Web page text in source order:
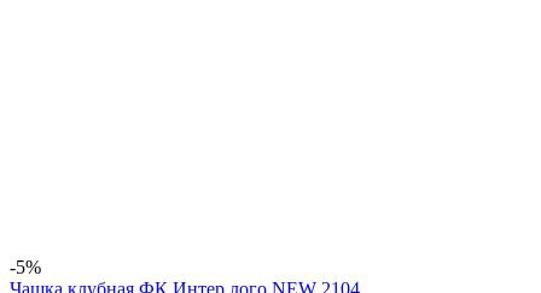
-5%
Чашка клубная ФК Интер лого NEW 2104